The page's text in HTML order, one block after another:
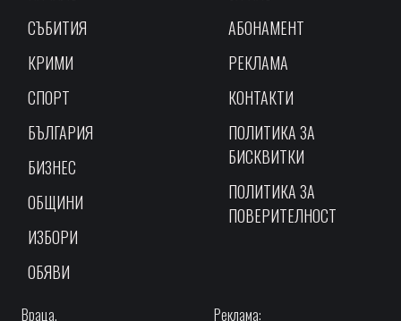
СЪБИТИЯ
КРИМИ
СПОРТ
БЪЛГАРИЯ
БИЗНЕС
ОБЩИНИ
ИЗБОРИ
ОБЯВИ
АБОНАМЕНТ
РЕКЛАМА
КОНТАКТИ
ПОЛИТИКА ЗА
БИСКВИТКИ
ПОЛИТИКА ЗА
ПОВЕРИТЕЛНОСТ
Враца, Реклама: